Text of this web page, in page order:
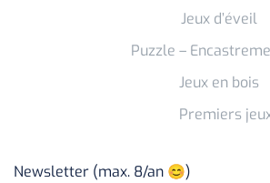
Jeux d’éveil
Puzzle –
Jeux en bois
Premiers
Newsletter (max. 8/an 😊)